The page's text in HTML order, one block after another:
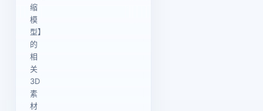
缩
模
型】
的
相
关
3D
素
材